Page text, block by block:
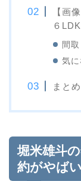
【画
６
間
気
まとめ
堀米雄斗
約がやば